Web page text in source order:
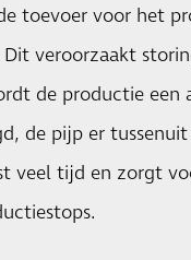
toevoer voor het
veroorzaakt
de productie een
de pijp er
veel tijd en zorgt